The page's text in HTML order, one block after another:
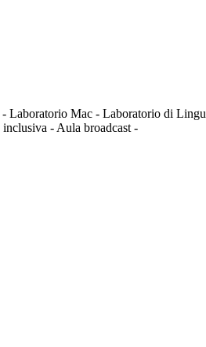
Laboratorio Mac - Laboratorio di
- Aula broadcast -